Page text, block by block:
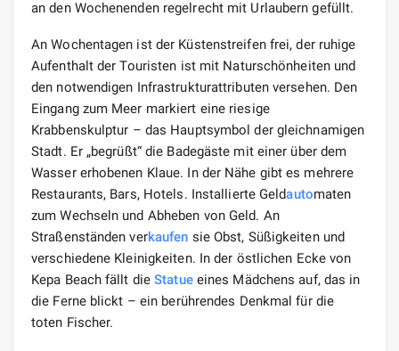
an den Wochenenden regelrecht mit Urlaubern gefüllt.
An Wochentagen ist der Küstenstreifen frei, der ruhige
Aufenthalt der Touristen ist mit Naturschönheiten und
den notwendigen Infrastrukturattributen versehen. Den
Eingang zum Meer markiert eine riesige
Krabbenskulptur – das Hauptsymbol der gleichnamigen
Stadt. Er „begrüßt“ die Badegäste mit einer über dem
Wasser erhobenen Klaue. In der Nähe gibt es mehrere
Restaurants, Bars, Hotels. Installierte Geldautomaten
zum Wechseln und Abheben von Geld. An
Straßenständen verkaufen sie Obst, Süßigkeiten und
verschiedene Kleinigkeiten. In der östlichen Ecke von
Kepa Beach fällt dieStatueeines Mädchens auf, das in
die Ferne blickt – ein berührendes Denkmal für die
toten Fischer.